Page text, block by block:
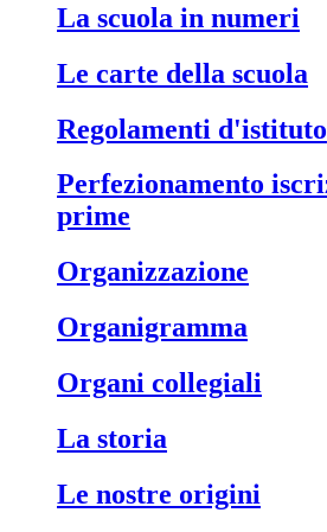
la scuola in numeri
le carte della scuola
regolamenti d'istituto
perfezionamento iscrizioni classi
prime
organizzazione
organigramma
organi collegiali
la storia
le nostre origini